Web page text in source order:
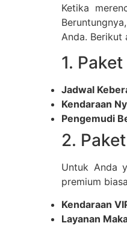
Ketika
Anda. Berikut
1.
Jadwal
Kendaraan
Pengemudi
2.
Untuk Anda
premium
Kendaraan
Layanan